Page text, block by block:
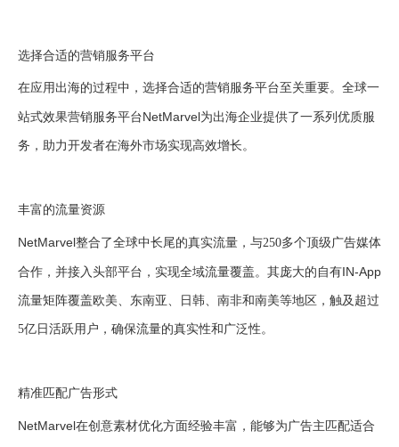
选择合适的营销服务平台
在应用出海的过程中，选择合适的营销服务平台至关重要。全球一
站式效果营销服务平台NetMarvel为出海企业提供了一系列优质服
务，助力开发者在海外市场实现高效增长。
丰富的流量资源
NetMarvel整合了全球中长尾的真实流量，与250多个顶级广告媒体
合作，并接入头部平台，实现全域流量覆盖。其庞大的自有IN-App
流量矩阵覆盖欧美、东南亚、日韩、南非和南美等地区，触及超过
5亿日活跃用户，确保流量的真实性和广泛性。
精准匹配广告形式
NetMarvel在创意素材优化方面经验丰富，能够为广告主匹配适合